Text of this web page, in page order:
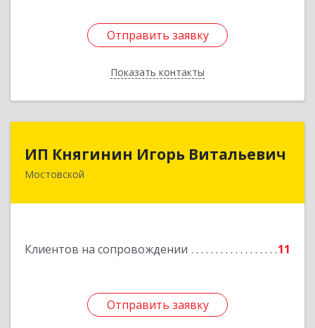
Отправить заявку
Показать контакты
Отправить заявку
Назад
ИП Княгинин Игорь Витальевич
Мостовской
Клиентов на сопровождении 11
Отправить заявку
352570, Краснодарский край, Мостовский р-н,
Отправить заявку